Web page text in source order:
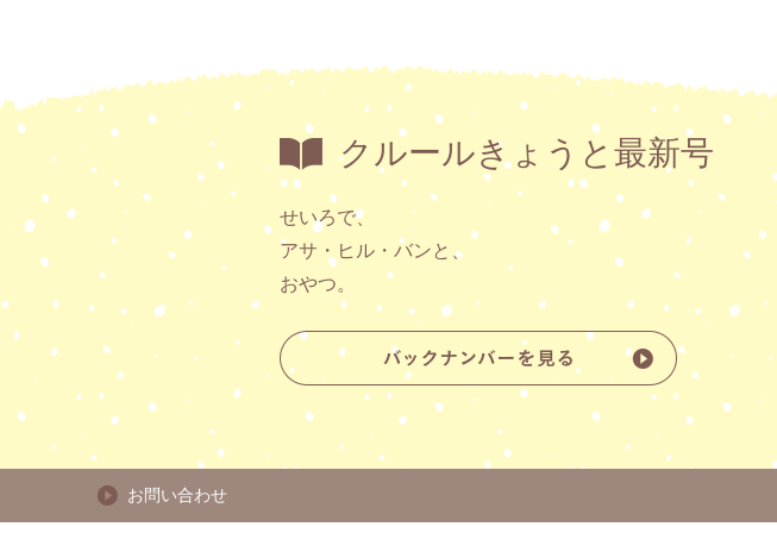
クルールきょうと最新号
せいろで、
アサ・ヒル・バンと、
おやつ。
お問い合わせ